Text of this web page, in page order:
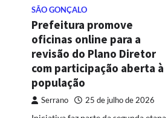
SÃO GONÇALO
Prefeitura promove
oficinas online para a
revisão do Plano Diretor
com participação aberta à
população
Serrano 25 de julho de 2026